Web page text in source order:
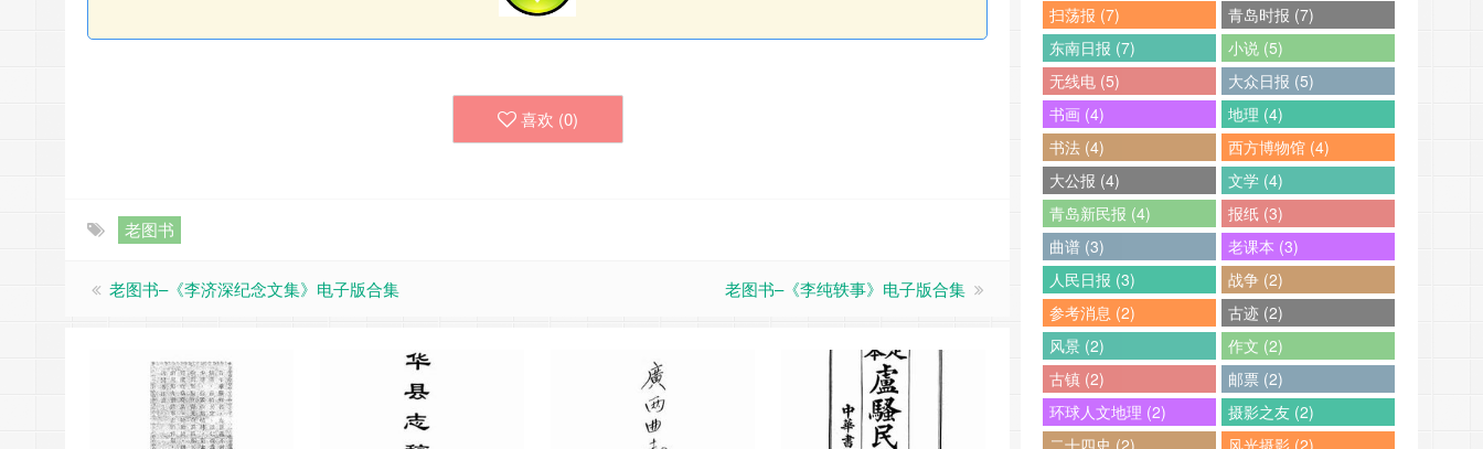
喜欢 (0)
老图书
老图书–《李济深纪念文集》电子版合集 老图书–《李纯轶事》电子版合集
扫荡报 (7)
青岛时报 (7)
东南日报 (7)
小说 (5)
无线电 (5)
大众日报 (5)
书画 (4)
地理 (4)
书法 (4)
西方博物馆 (4)
大公报 (4)
文学 (4)
青岛新民报 (4)
报纸 (3)
曲谱 (3)
老课本 (3)
人民日报 (3)
战争 (2)
参考消息 (2)
古迹 (2)
风景 (2)
作文 (2)
古镇 (2)
邮票 (2)
环球人文地理 (2)
摄影之友 (2)
二十四史 (2)
风光摄影 (2)